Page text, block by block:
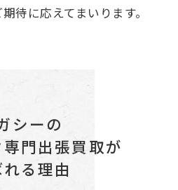
待に応えてまいります。
シーの
専門出張買取が
る理由